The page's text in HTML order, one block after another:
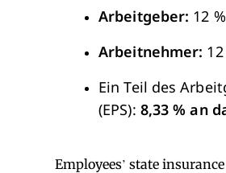
Arbeitgeber: 12
Arbeitnehmer:
Ein Teil des
(EPS): 8,33 % an
Employees’ state